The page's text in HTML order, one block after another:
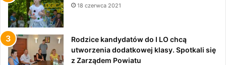
18 czerwca 2021
Rodzice kandydatów do I LO chcą
utworzenia dodatkowej klasy. Spotkali się
z Zarządem Powiatu